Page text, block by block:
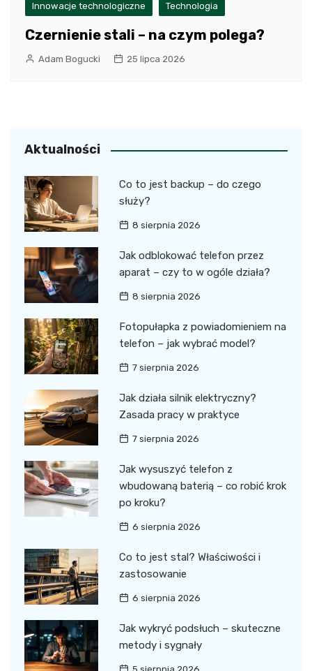
Innowacje technologiczne Technologia
Czernienie stali – na czym polega?
Adam Bogucki 25 lipca 2026
Aktualności
Co to jest backup – do czego
służy?
8 sierpnia 2026
Jak odblokować telefon przez
aparat – czy to w ogóle działa?
8 sierpnia 2026
Fotopułapka z powiadomieniem na
telefon – jak wybrać model?
7 sierpnia 2026
Jak działa silnik elektryczny?
Zasada pracy w praktyce
7 sierpnia 2026
Jak wysuszyć telefon z
wbudowaną baterią – co robić krok
po kroku?
6 sierpnia 2026
Co to jest stal? Właściwości i
zastosowanie
6 sierpnia 2026
Jak wykryć podsłuch – skuteczne
metody i sygnały